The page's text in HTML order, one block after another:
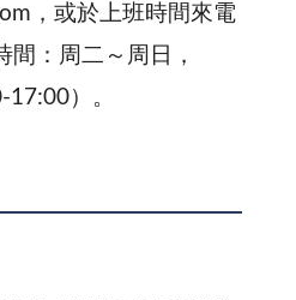
，或於上班時間來電
：周二～周日，
）。